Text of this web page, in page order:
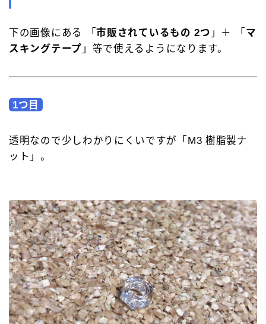
下の画像にある 「市販されているもの 2つ 」＋ 「 マ
スキングテープ 」等で使えるようになります。
1つ目
透明なので少しわかりにくいですが「M3 樹脂製ナ
ット」。